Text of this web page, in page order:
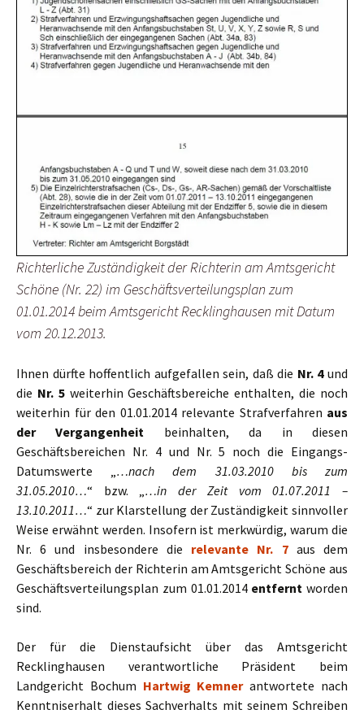
Richterliche Zuständigkeit der Richterin am Amtsgericht
Schöne (Nr. 22) im Geschäftsverteilungsplan zum
01.01.2014 beim Amtsgericht Recklinghausen mit Datum
vom 20.12.2013.
Ihnen dürfte hoffentlich aufgefallen sein, daß die Nr. 4und
die Nr. 5weiterhin Geschäftsbereiche enthalten, die noch
weiterhin für den 01.01.2014 relevante Strafverfahren aus
der Vergangenheit beinhalten, da in diesen
Geschäftsbereichen Nr. 4 und Nr. 5 noch die Eingangs-
Datumswerte „ …nach dem 31.03.2010 bis zum
31.05.2010…“ bzw. „ …in der Zeit vom 01.07.2011 –
13.10.2011…“ zur Klarstellung der Zuständigkeit sinnvoller
Weise erwähnt werden. Insofern ist merkwürdig, warum die
Nr. 6 und insbesondere die relevante Nr. 7aus dem
Geschäftsbereich der Richterin am Amtsgericht Schöne aus
Geschäftsverteilungsplan zum 01.01.2014 entfernt worden
sind.
Der für die Dienstaufsicht über das Amtsgericht
Recklinghausen verantwortliche Präsident beim
Landgericht Bochum Hartwig Kemnerantwortete nach
Kenntniserhalt dieses Sachverhalts mit seinem Schreiben